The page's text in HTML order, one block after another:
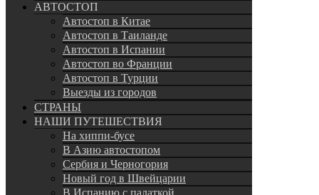
АВТОСТОП
Автостоп в Китае
Автостоп в Таиланде
Автостоп в Испании
Автостоп во Франции
Автостоп в Турции
Выезды из городов
СТРАНЫ
НАШИ ПУТЕШЕСТВИЯ
На хиппи-бусе
В Азию автостопом
Сербия и Черногория
Новый год в Швейцарии